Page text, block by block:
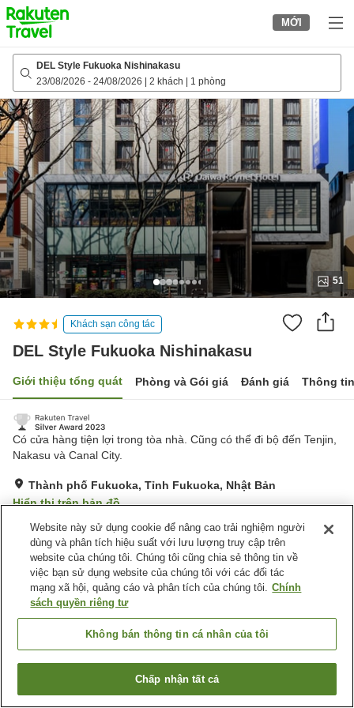
to
top
page
MỚI
DEL Style Fukuoka Nishinakasu
23/08/2026 - 24/08/2026 2 khách 1 phòng
51
Khách sạn công tác
DEL Style Fukuoka Nishinakasu
Giới thiệu tổng quát Phòng và Gói giá Đánh giá Thông
Có cửa hàng tiện lợi trong tòa nhà. Cũng có thể đi bộ đến Tenjin,
Nakasu và Canal City.
Thành phố Fukuoka, Tỉnh Fukuoka, Nhật Bản
Hiển thị trên bản đồ
Tuyệt vời Đánh giá:459lượt
Tiện nghi chỗ nghỉ
Spa / Salon
Máy bán hàng tự động
Trang chủ Nhật Bản Tỉnh Fukuoka
Thành phố Fukuoka
DEL Style Fukuoka Nishinakasu
Tìm phòng trống
Website này sử dụng cookie để nâng cao trải nghiệm người
dùng và phân tích hiệu suất với lưu lượng truy cập trên
website của chúng tôi. Chúng tôi cũng chia sẻ thông tin về
việc bạn sử dụng website của chúng tôi với các đối tác
mạng xã hội, quảng cáo và phân tích của chúng tôi. Chính
sách quyền riêng tư
Không bán thông tin cá nhân của tôi
Chấp nhận tất cả